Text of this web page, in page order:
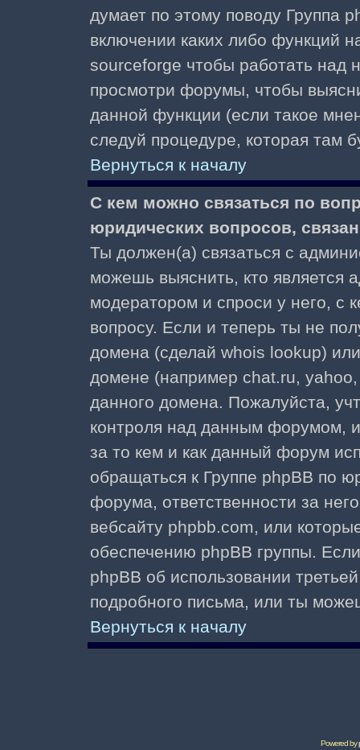
думает по этому поводу Группа
включении каких либо функций
sourceforge чтобы работать над
просмотри форумы, чтобы
данной функции (если такое
следуй процедуре, которая там
Вернуться к началу
С кем можно связаться по
юридических вопросов,
Ты должен(а) связаться с
можешь выяснить, кто является
модератором и спроси у него, с
вопросу. Если и теперь ты не
домена (сделай whois lookup)
домене (например chat.ru,
данного домена. Пожалуйста,
контроля над данным форумом,
за то кем и как данный форум
обращаться к Группе phpBB по
форума, ответственности за
вебсайту phpbb.com, или
обеспечению phpBB группы.
phpBB об использовании
подробного письма, или ты
Вернуться к началу
Powered by